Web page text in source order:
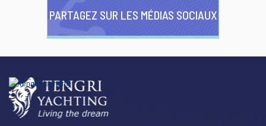
PARTAGEZ SUR LES MÉDIAS SOCIAUX